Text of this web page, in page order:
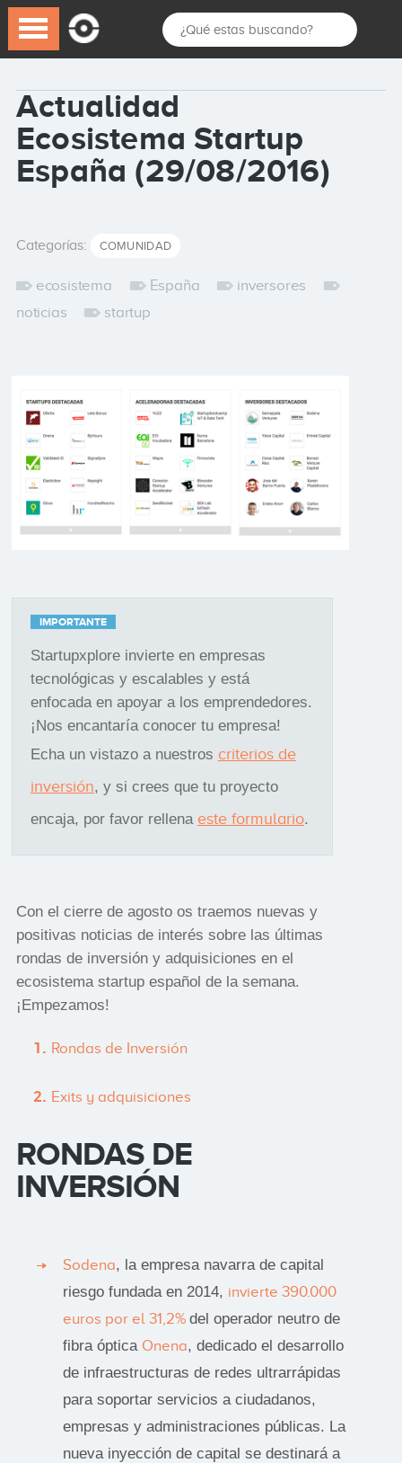
Actualidad
Ecosistema Startup
España (29/08/2016)
Categorías: COMUNIDAD
ecosistema España
inversores
noticias
startup
IMPORTANTE
Startupxplore invierte en empresas
tecnológicas y escalables y está
enfocada en apoyar a los emprendedores.
¡Nos encantaría conocer tu empresa!
Echa un vistazo a nuestros criterios de
inversión, y si crees que tu proyecto
encaja, por favor rellena este formulario.
Con el cierre de agosto os traemos nuevas y
positivas noticias de interés sobre las últimas
rondas de inversión y adquisiciones en el
ecosistema startup español de la semana.
¡Empezamos!
Rondas de Inversión
Exits y adquisiciones
RONDAS DE
INVERSIÓN
Sodena, la empresa navarra de capital
riesgo fundada en 2014, invierte 390.000
euros por el 31,2% del operador neutro de
fibra óptica Onena, dedicado el desarrollo
de infraestructuras de redes ultrarrápidas
para soportar servicios a ciudadanos,
empresas y administraciones públicas. La
nueva inyección de capital se destinará a